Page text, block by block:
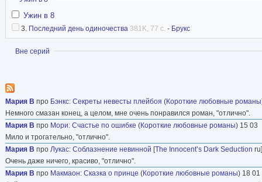
Ужин в 8
3. Последний день одиночества 381K, 77 с. - Брукс
Показать
Вне серий
Мария В про Бэнкс: Секреты невесты плейбоя (Короткие любовные романы
Немного смазан конец, а целом, мне очень понравился роман, "отлично".
Мария В про Мори: Счастье по ошибке (Короткие любовные романы) 15 03
Мило и трогательно, "отлично".
Мария В про Лукас: Соблазнение невинной [The Innocent’s Dark Seduction
Очень даже ничего, красиво, "отлично".
Мария В про Макмаон: Сказка о принце (Короткие любовные романы) 18 01